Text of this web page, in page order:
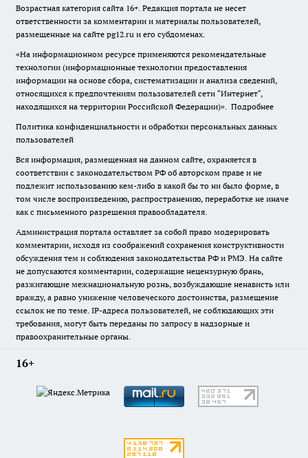
Возрастная категория сайта 16+. Редакция портала не несет
ответственности за комментарии и материалы пользователей,
размещенные на сайте pg12.ru и его субдоменах.
«На информационном ресурсе применяются рекомендательные
технологии (информационные технологии предоставления
информации на основе сбора, систематизации и анализа сведений,
относящихся к предпочтениям пользователей сети "Интернет",
находящихся на территории Российской Федерации)». Подробнее
Политика конфиденциальности и обработки персональных данных
пользователей
Вся информация, размещенная на данном сайте, охраняется в
соответствии с законодательством РФ об авторском праве и не
подлежит использованию кем-либо в какой бы то ни было форме, в
том числе воспроизведению, распространению, переработке не иначе
как с письменного разрешения правообладателя.
Администрация портала оставляет за собой право модерировать
комментарии, исходя из соображений сохранения конструктивности
обсуждения тем и соблюдения законодательства РФ и РМЭ. На сайте
не допускаются комментарии, содержащие нецензурную брань,
разжигающие межнациональную рознь, возбуждающие ненависть или
вражду, а равно унижение человеческого достоинства, размещение
ссылок не по теме. IP-адреса пользователей, не соблюдающих эти
требования, могут быть переданы по запросу в надзорные и
правоохранительные органы.
16+